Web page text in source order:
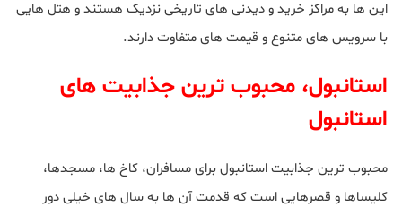
این ها به مراکز خرید و دیدنی های تاریخی نزدیک هستند و هتل هایی
با سرویس های متنوع و قیمت های متفاوت دارند.
استانبول، محبوب ترین جذابیت های
استانبول
محبوب ترین جذابیت استانبول برای مسافران، کاخ ها، مسجدها،
کلیساها و قصرهایی است که قدمت آن ها به سال های خیلی دور